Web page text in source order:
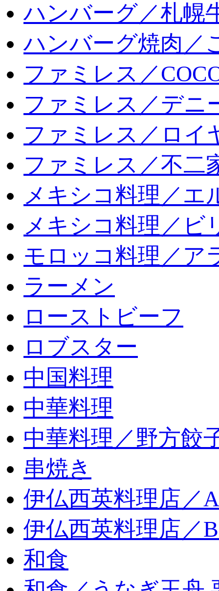
ハンバーグ／札幌
ハンバーグ焼肉／
ファミレス／
ファミレス／デニ
ファミレス／ロイ
ファミレス／不二
メキシコ料理／エ
メキシコ料理／ビ
モロッコ料理／ア
ラーメン
ローストビーフ
ロブスター
中国料理
中華料理
中華料理／野方餃
串焼き
伊仏西英料理店／
伊仏西英料理店／
和食